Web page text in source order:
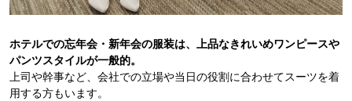
ホテルでの忘年会・新年会の服装は、上品なきれいめワンピースや
パンツスタイルが一般的。
上司や幹事など、会社での立場や当日の役割に合わせてスーツを着
用する方もいます。